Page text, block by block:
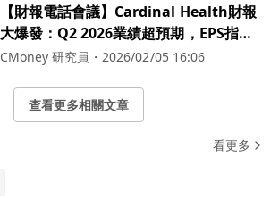
【財報電話會議】Cardinal Health財報
大爆發：Q2 2026業績超預期，EPS指引
再度上調！
CMoney 研究員 ・ 2026/02/05 16:06
查看更多相關文章
看更多